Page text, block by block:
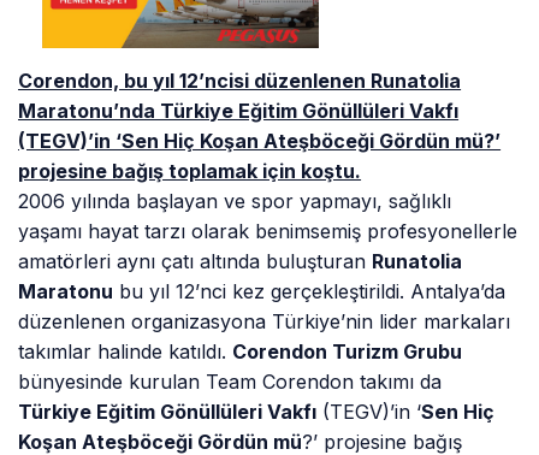
Corendon, bu yıl 12’ncisi düzenlenen Runatolia
Maratonu’nda Türkiye Eğitim Gönüllüleri Vakfı
(TEGV)’in ‘Sen Hiç Koşan Ateşböceği Gördün mü?’
projesine bağış toplamak için koştu.
2006 yılında başlayan ve spor yapmayı, sağlıklı
yaşamı hayat tarzı olarak benimsemiş profesyonellerle
amatörleri aynı çatı altında buluşturan Runatolia
Maratonu bu yıl 12’nci kez gerçekleştirildi. Antalya’da
düzenlenen organizasyona Türkiye’nin lider markaları
takımlar halinde katıldı. Corendon Turizm Grubu
bünyesinde kurulan Team Corendon takımı da
Türkiye Eğitim Gönüllüleri Vakfı (TEGV)’in ‘Sen Hiç
Koşan Ateşböceği Gördün mü?’ projesine bağış